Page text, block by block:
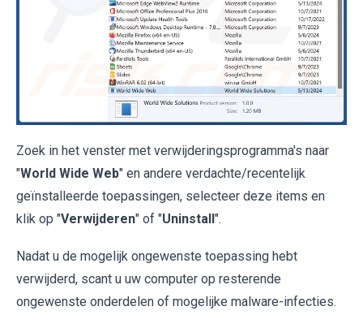
Zoek in het venster met verwijderingsprogramma's naar
"World Wide Web" en andere verdachte/recentelijk
geïnstalleerde toepassingen, selecteer deze items en
klik op "Verwijderen" of "Uninstall ".
Nadat u de mogelijk ongewenste toepassing hebt
verwijderd, scant u uw computer op resterende
ongewenste onderdelen of mogelijke malware-infecties.